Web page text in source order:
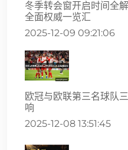
冬季转会窗开启时间全
全面权威一览汇
2025-12-09 09:21:06
欧冠与欧联第三名球队
响
2025-12-08 13:51:45